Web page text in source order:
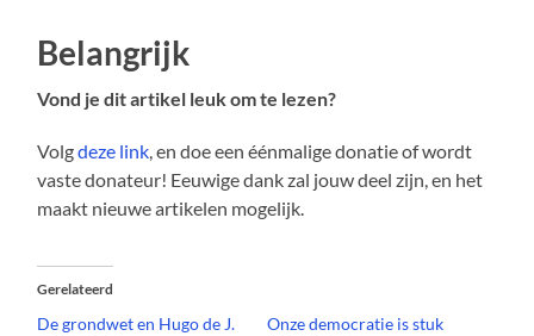
Belangrijk
Vond je dit artikel leuk om te lezen?
Volgdeze link, en doe een éénmalige donatie of wordt
vaste donateur! Eeuwige dank zal jouw deel zijn, en het
maakt nieuwe artikelen mogelijk.
Gerelateerd
De grondwet en Hugo de J.
Onze democratie is stuk